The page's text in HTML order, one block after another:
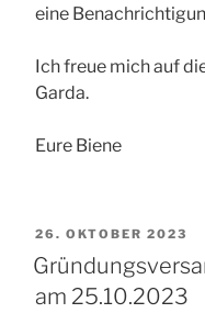
eine
Ich freue mich auf
Garda.
Eure Biene
VERÖFFENTLICHT
AM
26. OKTOBER 2023
am 25.10.2023